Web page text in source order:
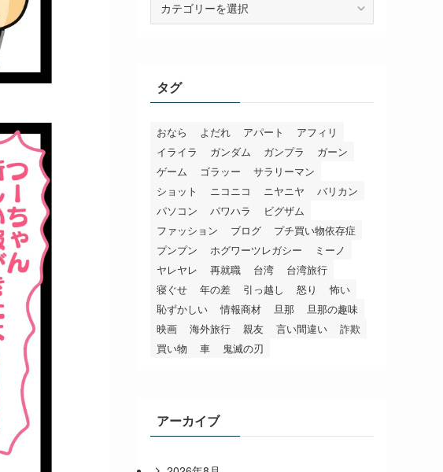
タグ
おなら よだれ アパート
アフィリ
イライラ
ガンダム ガンプラ
ガーン
ゲーム
ゴラッー
サラリーマン
ショット
ニコニコ ニヤニヤ
バリカン
パソコン
パワハラ
ビグザム
ファッション
ブログ
プチ買い物依存症
プンプン
ホグワーツレガシー
ミーノ
ヤレヤレ
再就職 台湾
台湾旅行
寝ぐせ
年の差 引っ越し 怒り
怖い
恥ずかしい
情報商材 旦那
旦那の趣味
映画
海外旅行 親友 言い間違い
詐欺
買い物
車 鬼滅の刃
アーカイブ